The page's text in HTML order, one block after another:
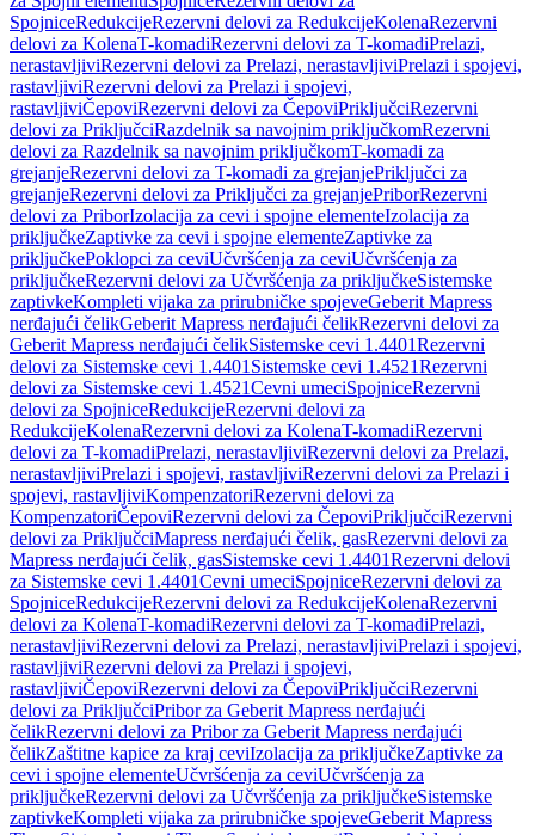
SpojniceRedukcijeRezervni delovi za RedukcijeKolenaRezervni
delovi za KolenaT-komadiRezervni delovi za T-komadiPrelazi,
nerastavljiviRezervni delovi za Prelazi, nerastavljiviPrelazi i spojevi,
rastavljiviRezervni delovi za Prelazi i spojevi,
rastavljiviČepoviRezervni delovi za ČepoviPriključciRezervni
delovi za PriključciRazdelnik sa navojnim priključkomRezervni
delovi za Razdelnik sa navojnim priključkomT-komadi za
grejanjeRezervni delovi za T-komadi za grejanjePriključci za
grejanjeRezervni delovi za Priključci za grejanjePriborRezervni
delovi za PriborIzolacija za cevi i spojne elementeIzolacija za
priključkeZaptivke za cevi i spojne elementeZaptivke za
priključkePoklopci za ceviUčvršćenja za ceviUčvršćenja za
priključkeRezervni delovi za Učvršćenja za priključkeSistemske
zaptivkeKompleti vijaka za prirubničke spojeveGeberit Mapress
nerđajući čelikGeberit Mapress nerđajući čelikRezervni delovi za
Geberit Mapress nerđajući čelikSistemske cevi 1.4401Rezervni
delovi za Sistemske cevi 1.4401 Sistemske cevi 1.4521Rezervni
delovi za Sistemske cevi 1.4521Cevni umeciSpojniceRezervni
delovi za SpojniceRedukcijeRezervni delovi za
RedukcijeKolenaRezervni delovi za KolenaT-komadiRezervni
delovi za T-komadiPrelazi, nerastavljiviRezervni delovi za Prelazi,
nerastavljiviPrelazi i spojevi, rastavljiviRezervni delovi za Prelazi i
spojevi, rastavljiviKompenzatoriRezervni delovi za
KompenzatoriČepoviRezervni delovi za ČepoviPriključciRezervni
delovi za PriključciMapress nerđajući čelik, gasRezervni delovi za
Mapress nerđajući čelik, gasSistemske cevi 1.4401Rezervni delovi
za Sistemske cevi 1.4401Cevni umeciSpojniceRezervni delovi za
SpojniceRedukcijeRezervni delovi za RedukcijeKolenaRezervni
delovi za KolenaT-komadiRezervni delovi za T-komadiPrelazi,
nerastavljiviRezervni delovi za Prelazi, nerastavljiviPrelazi i spojevi,
rastavljiviRezervni delovi za Prelazi i spojevi,
rastavljiviČepoviRezervni delovi za ČepoviPriključciRezervni
delovi za PriključciPribor za Geberit Mapress nerđajući
čelikRezervni delovi za Pribor za Geberit Mapress nerđajući
čelikZaštitne kapice za kraj ceviIzolacija za priključkeZaptivke za
cevi i spojne elementeUčvršćenja za ceviUčvršćenja za
priključkeRezervni delovi za Učvršćenja za priključkeSistemske
zaptivkeKompleti vijaka za prirubničke spojeveGeberit Mapress